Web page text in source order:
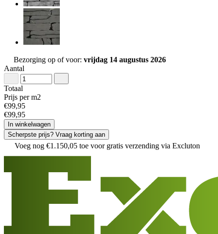
Bezorging op of voor: vrijdag 14 augustus 2026
Aantal
Totaal
Prijs per m2
€99,95
€99,95
In winkelwagen
Scherpste prijs? Vraag korting aan
Voeg nog €1 .150,05 toe voor gratis verzending via Excluton